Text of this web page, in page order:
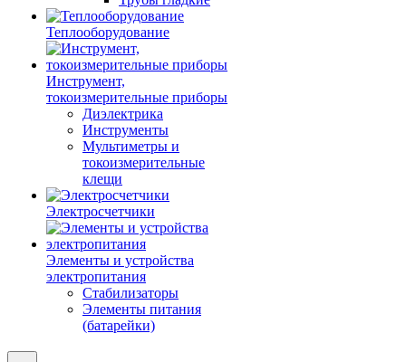
Теплооборудование
Инструмент,
токоизмерительные приборы
Диэлектрика
Инструменты
Мультиметры и
токоизмерительные
клещи
Электросчетчики
Элементы и устройства
электропитания
Стабилизаторы
Элементы питания
(батарейки)